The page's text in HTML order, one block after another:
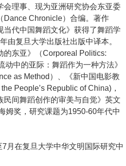
会理事、现为亚洲研究协会东亚委
Dance Chronicle）合编。著作
当代中国舞蹈文化》获得了舞蹈学
由复旦大学出版社出版中译本。
的东亚》（Corporeal Politics:
动中的亚际：舞蹈作为一种方法》
as Method）、《新中国电影教
People’s Republic of China)，
民间舞蹈创作的审美与自觉》英文
姆奖，研究课题为1950-60年代中
月在复旦大学中华文明国际研究中